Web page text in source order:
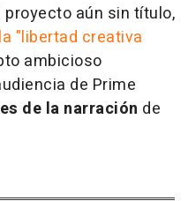
proyecto aún sin título,
"libertad creativa
ambicioso
de Prime
de la narración de